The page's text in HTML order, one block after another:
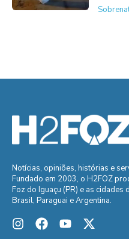
Notícias, opiniões, histórias e
Fundado em 2003, o H2FOZ
Foz do Iguaçu (PR) e as
Brasil, Paraguai e Argentina.